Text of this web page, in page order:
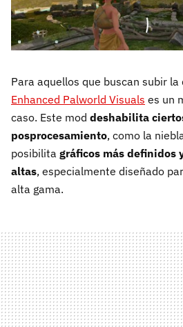
Para aquellos que buscan subir la
Enhanced Palworld Visuals es un
caso. Este mod deshabilita
posprocesamiento, como la
posibilita gráficos más definidos
altas, especialmente diseñado
alta gama.